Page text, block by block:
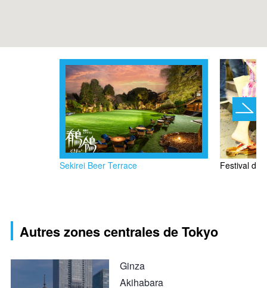
Sekirei Beer Terrace Festival
Autres zones centrales de Tokyo
Ginza
Akihabara